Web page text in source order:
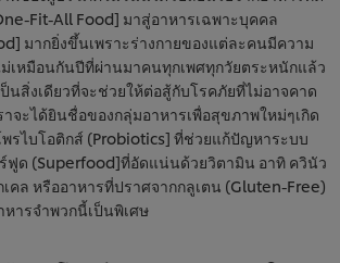
Fit-All Food] มาสู่อาหารเฉพาะบุคคล
มากยิ่งขึ้นเพราะร่างกายของแต่ละคนมีความ
เหมือนกันปีที่ผ่านมาคนทุกเพศทุกวัยตระหนักแล้ว
นสิ่งเดียวที่จะช่วยให้ต่อสู้กับโรคภัยที่ไม่อาจคาด
าจะได้ยินชื่อของกลุ่มอาหารเพื่อสุขภาพใหม่ๆเกิด
รไบโอติกส์ (Probiotics] ที่ช่วยแก้ปัญหาระบบ
ฟูด (Superfood]ที่อัดแน่นด้วยวิตามิน อาทิ ควินัว
คล หรืออาหารที่ปราศจากกลูเตน (Gluten-Free)
ารจําพวกนี้เป็นพิเศษ